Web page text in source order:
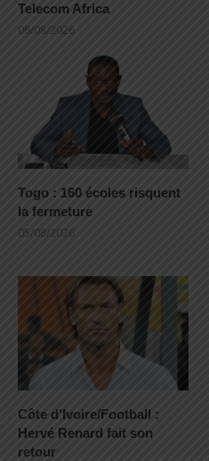
Telecom Africa
06/08/2026
Togo : 160 écoles risquent
la fermeture
05/08/2026
Côte d’Ivoire/Football :
Hervé Renard fait son
retour